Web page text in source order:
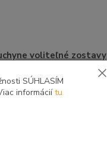
voliteľné zostavy
SÚHLASÍM
informáciítu